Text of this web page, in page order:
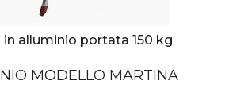
alluminio portata 150 kg
MODELLO MARTINA